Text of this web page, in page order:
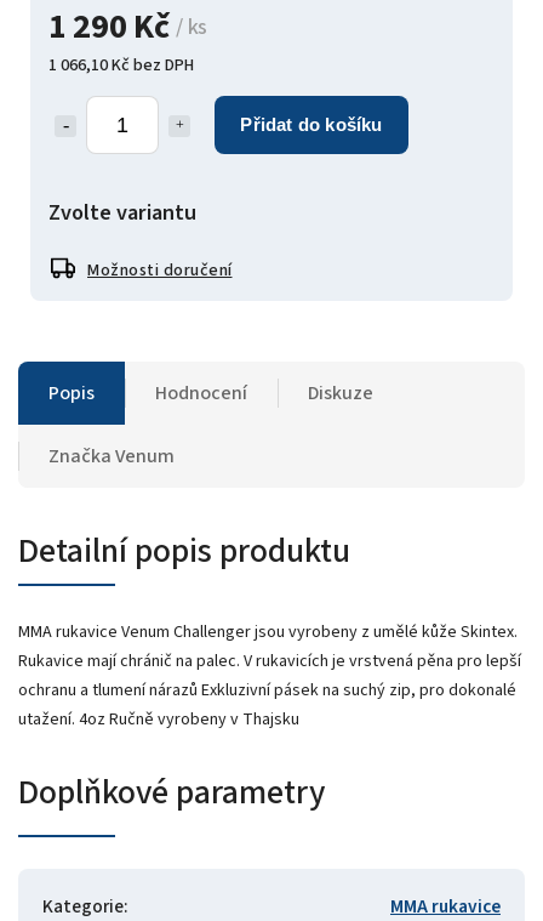
1 290 Kč/ ks
1 066,10 Kč bez DPH
Přidat do košíku
Zvolte variantu
Možnosti doručení
Popis Hodnocení Diskuze
ZnačkaVenum
Detailní popis produktu
MMA rukavice Venum Challenger jsou vyrobeny z umělé kůže Skintex.
Rukavice mají chránič na palec. V rukavicích je vrstvená pěna pro lepší
ochranu a tlumení nárazů Exkluzivní pásek na suchý zip, pro dokonalé
utažení. 4oz Ručně vyrobeny v Thajsku
Doplňkové parametry
Kategorie:
MMA rukavice